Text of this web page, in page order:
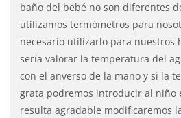
baño del bebé no son diferentes
utilizamos termómetros para
necesario utilizarlo para nuestros
sería valorar la temperatura del
con el anverso de la mano y si la
grata podremos introducir al niño
resulta agradable modificaremos